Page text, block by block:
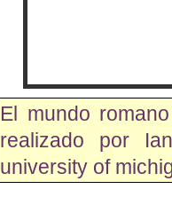
El mundo
realizado por
university of